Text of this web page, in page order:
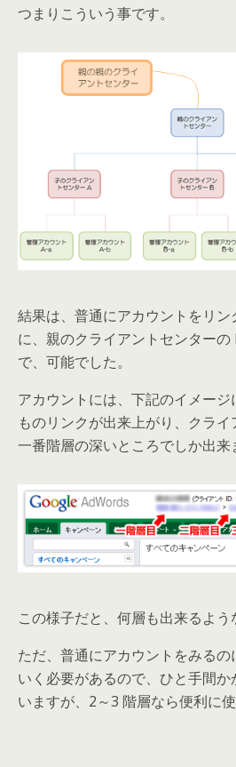
つまりこういう事です。
結果は、普通にアカウントをリン
に、親のクライアントセンターの
で、可能でした。
アカウントには、下記のイメー
ものリンクが出来上がり、クライ
一番階層の深いところでしか出来
この様子だと、何層も出来るよう
ただ、普通にアカウントをみる
いく必要があるので、ひと手間か
いますが、2～3 階層なら便利に使